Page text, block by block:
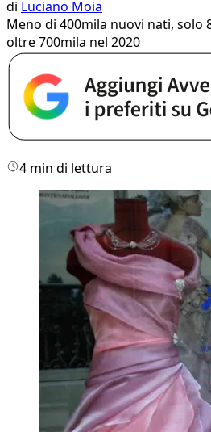
di Luciano Moia
Meno di 400mila nuovi nati,
oltre 700mila nel 2020
4 min di lettura